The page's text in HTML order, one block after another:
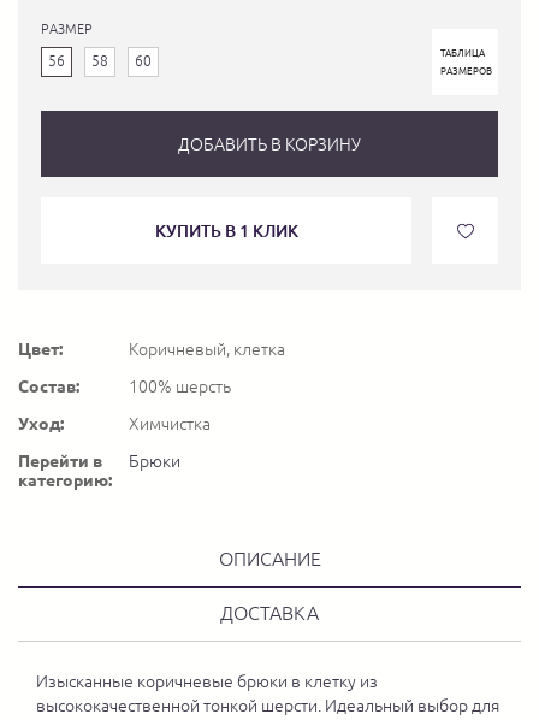
РАЗМЕР
56 58 60
ТАБЛИЦА
РАЗМЕРОВ
ДОБАВИТЬ В КОРЗИНУ
КУПИТЬ В 1 КЛИК
Цвет:
Коричневый, клетка
Состав:
100% шерсть
Уход:
Химчистка
Перейти в
категорию:
Брюки
ОПИСАНИЕ
ДОСТАВКА
Изысканные коричневые брюки в клетку из
высококачественной тонкой шерсти. Идеальный выбор для